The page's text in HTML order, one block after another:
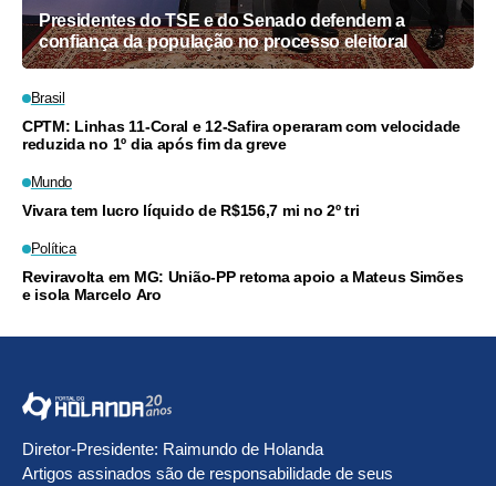
Presidentes do TSE e do Senado defendem a
confiança da população no processo eleitoral
Brasil
CPTM: Linhas 11-Coral e 12-Safira operaram com velocidade
reduzida no 1º dia após fim da greve
Mundo
Vivara tem lucro líquido de R$156,7 mi no 2º tri
Política
Reviravolta em MG: União-PP retoma apoio a Mateus Simões
e isola Marcelo Aro
Diretor-Presidente: Raimundo de Holanda
Artigos assinados são de responsabilidade de seus